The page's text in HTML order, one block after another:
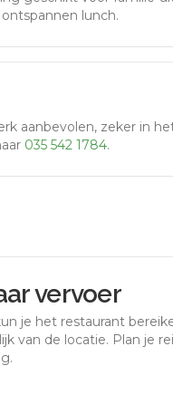
lunch.
aanbevolen, zeker in
035 542 1784.
vervoer
je het restaurant
van de locatie. Plan je